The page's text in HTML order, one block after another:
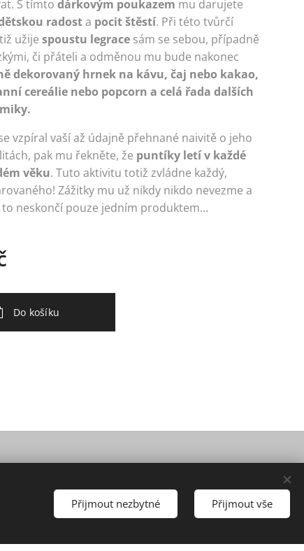
S tímtodárkovým poukazem mu darujete
radosta pocit štěstí. Při této tvůrčí
užijespoustu legrace sám se sebou, případně
či přáteli a odměnou mu bude nakonec
dekorovaný hrnek na kávu, čaj nebo kakao,
cereálie nebo popcorn a celá řada dalších
vzpíral vaší až údajně přehnané naivitě o jeho
pak mu řekněte, že puntíky letí v každé
věku. Tuto aktivitu totiž zvládne každý,
Zážitky mu už nikdy nikdo nevezme a
neskončí pouze jedním produktem...
Do košíku
Přijmout nezbytné Přijmout vše